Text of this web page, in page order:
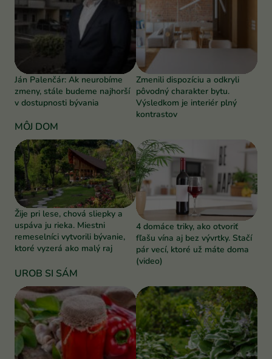
Ján Palenčár: Ak neurobíme
zmeny, stále budeme najhorší
v dostupnosti bývania
Zmenili dispozíciu a odkryli
pôvodný charakter bytu.
Výsledkom je interiér plný
kontrastov
MÔJ DOM
Žije pri lese, chová sliepky a
uspáva ju rieka. Miestni
remeselníci vytvorili bývanie,
ktoré vyzerá ako malý raj
4 domáce triky, ako otvoriť
fľašu vína aj bez vývrtky. Stačí
pár vecí, ktoré už máte doma
(video)
UROB SI SÁM